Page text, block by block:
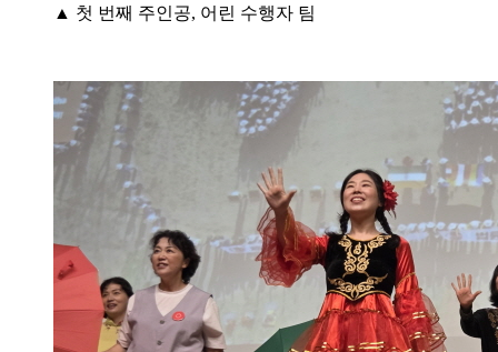
▲ 첫 번째 주인공, 어린 수행자 팀